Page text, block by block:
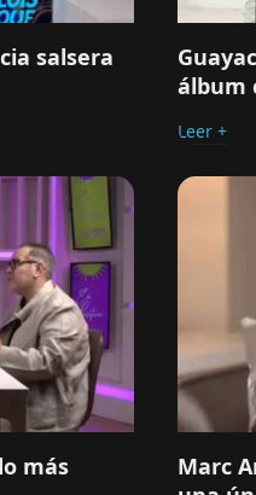
salsera
álbum
Leer +
más
Marc